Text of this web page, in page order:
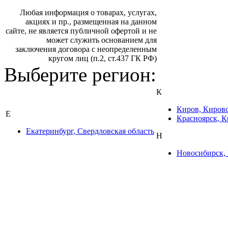
Любая информация о товарах, услугах,
акциях и пр., размещенная на данном
сайте, не является публичной офертой и не
может служить основанием для
заключения договора с неопределенным
кругом лиц (п.2, ст.437 ГК РФ)
Выберите регион:
Е
Екатеринбург, Свердловская область
К
Киров,
Красноярск,
Н
Новосибирск,